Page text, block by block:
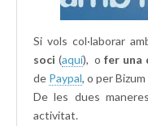
Si vols col·laborar
soci (aquí), ofer una
de Paypal, o per
De les dues
activitat.